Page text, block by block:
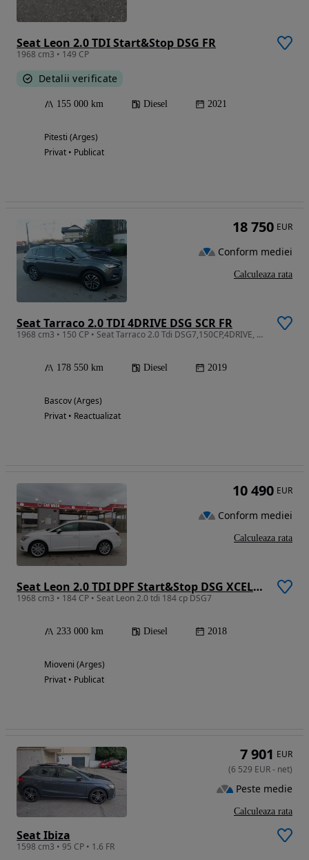
Seat Leon 2.0 TDI Start&Stop DSG FR
1968 cm3 • 149 CP
Detalii verificate
155 000 km Diesel 2021
Pitesti (Arges)
Privat • Publicat
Seat Tarraco 2.0 TDI 4DRIVE DSG SCR FR
1968 cm3 • 150 CP • Seat Tarraco 2.0 Tdi DSG7,150CP,4DRIVE, 2019,xenon /led,Virtual,Euro 6
178 550 km Diesel 2019
Bascov (Arges)
Privat • Reactualizat
18 750 EUR
Conform mediei
Calculeaza rata
Seat Leon 2.0 TDI DPF Start&Stop DSG XCELLENCE
1968 cm3 • 184 CP • Seat Leon 2.0 tdi 184 cp DSG7
233 000 km Diesel 2018
Mioveni (Arges)
Privat • Publicat
10 490 EUR
Conform mediei
Calculeaza rata
Seat Ibiza
1598 cm3 • 95 CP • 1.6 FR
7 901 EUR
(6 529 EUR- net)
Peste medie
Calculeaza rata